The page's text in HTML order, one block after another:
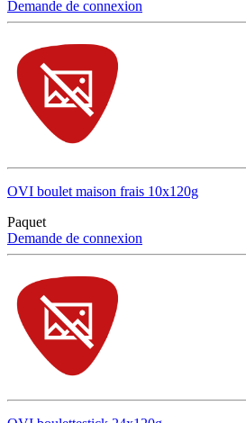
Demande de connexion
OVI boulet maison frais 10x120g
Paquet
Demande de connexion